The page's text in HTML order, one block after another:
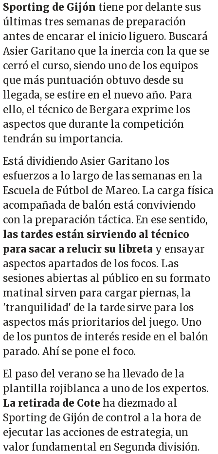
Sporting de Gijón tiene por delante sus
últimas tres semanas de preparación
antes de encarar el inicio liguero. Buscará
Asier Garitano que la inercia con la que se
cerró el curso, siendo uno de los equipos
que más puntuación obtuvo desde su
llegada, se estire en el nuevo año. Para
ello, el técnico de Bergara exprime los
aspectos que durante la competición
tendrán su importancia.
Está dividiendo Asier Garitano los
esfuerzos a lo largo de las semanas en la
Escuela de Fútbol de Mareo. La carga física
acompañada de balón está conviviendo
con la preparación táctica. En ese sentido,
las tardes están sirviendo al técnico
para sacar a relucir su libreta y ensayar
aspectos apartados de los focos. Las
sesiones abiertas al público en su formato
matinal sirven para cargar piernas, la
'tranquilidad' de la tarde sirve para los
aspectos más prioritarios del juego. Uno
de los puntos de interés reside en el balón
parado. Ahí se pone el foco.
El paso del verano se ha llevado de la
plantilla rojiblanca a uno de los expertos.
La retirada de Cote ha diezmado al
Sporting de Gijón de control a la hora de
ejecutar las acciones de estrategia, un
valor fundamental en Segunda división.